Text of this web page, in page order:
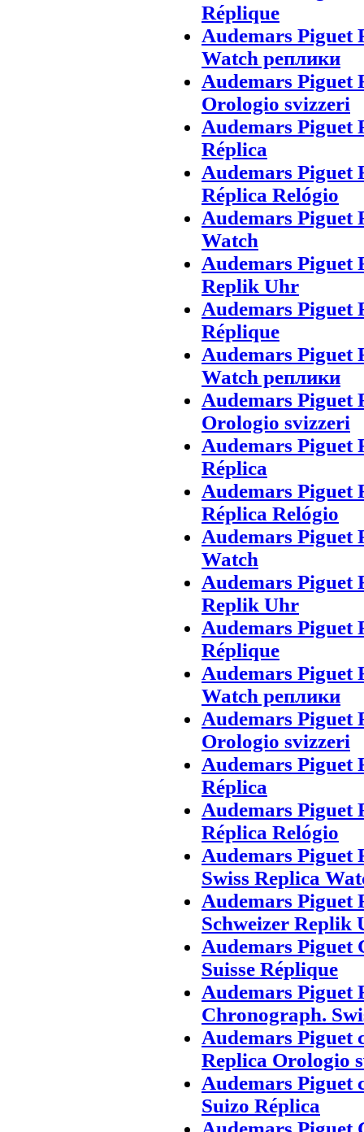
Réplique
Audemars Piguet
Watch реплики
Audemars Piguet
Orologio svizzeri
Audemars Piguet
Réplica
Audemars Piguet
Réplica Relógio
Audemars Piguet
Watch
Audemars Piguet
Replik Uhr
Audemars Piguet
Réplique
Audemars Piguet
Watch реплики
Audemars Piguet
Orologio svizzeri
Audemars Piguet
Réplica
Audemars Piguet
Réplica Relógio
Audemars Piguet
Watch
Audemars Piguet
Replik Uhr
Audemars Piguet
Réplique
Audemars Piguet
Watch реплики
Audemars Piguet
Orologio svizzeri
Audemars Piguet
Réplica
Audemars Piguet
Réplica Relógio
Audemars Piguet
Swiss Replica
Audemars Piguet
Schweizer Replik
Audemars Piguet
Suisse Réplique
Audemars
Chronograph.
Audemars Piguet
Replica Orologio
Audemars Piguet
Suizo Réplica